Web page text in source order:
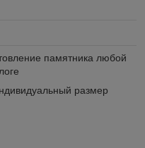
памятника любой
размер